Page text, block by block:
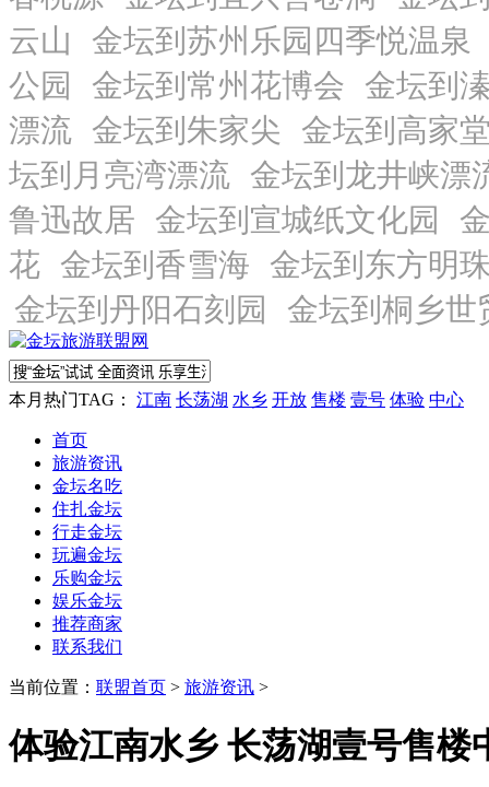
本月热门TAG： 江南 长荡湖 水乡 开放 售楼 壹号 体验 中心
首页
旅游资讯
金坛名吃
住扎金坛
行走金坛
玩遍金坛
乐购金坛
娱乐金坛
推荐商家
联系我们
当前位置： 联盟首页 > 旅游资讯 >
体验江南水乡 长荡湖壹号售楼